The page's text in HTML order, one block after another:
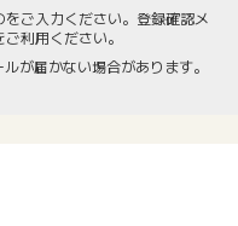
ご入力ください。登録確認メ
利用ください。
が届かない場合があります。